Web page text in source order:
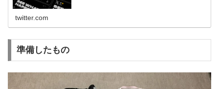
twitter.com
準備したもの